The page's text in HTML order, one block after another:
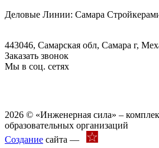
Деловые Линии: Самара
443046, Самарская обл, Самара г,
Заказать звонок
Мы в соц. сетях
2026 © «Инженерная сила» –
образовательных организаций
Создание сайта —